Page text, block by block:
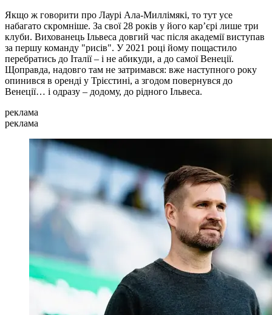
Якщо ж говорити про Лаурі Ала-Миллімякі, то тут усе
набагато скромніше. За свої 28 років у його кар’єрі лише три
клуби. Вихованець Ільвеса довгий час після академії виступав
за першу команду "рисів". У 2021 році йому пощастило
перебратись до Італії – і не абикуди, а до самої Венеції.
Щоправда, надовго там не затримався: вже наступного року
опинився в оренді у Трієстині, а згодом повернувся до
Венеції… і одразу – додому, до рідного Ільвеса.
реклама
реклама